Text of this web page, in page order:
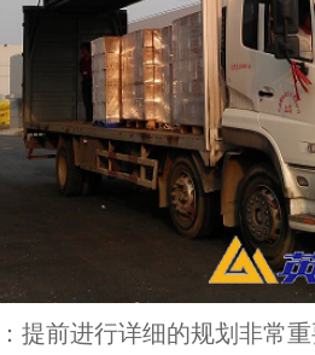
前进行详细的规划非常重